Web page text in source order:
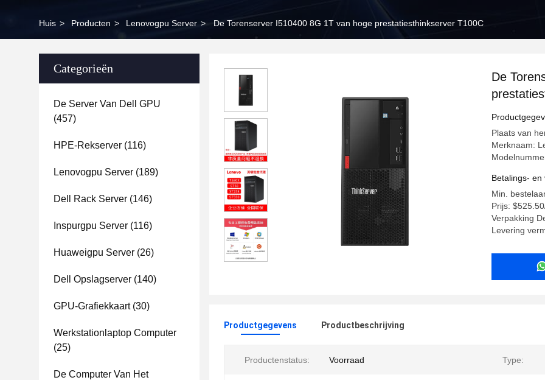
Huis > Producten > Lenovogpu Server > De Torenserver I510400 8G 1T van hoge prestatiesthinkserver T100C
Categorieën
De Server Van Dell GPU
(457)
HPE-Rekserver (116)
Lenovogpu Server (189)
Dell Rack Server (146)
Inspurgpu Server (116)
Huaweigpu Server (26)
Dell Opslagserver (140)
GPU-Grafiekkaart(30)
Werkstationlaptop Computer
(25)
De Computer Van Het
De
Plaats van
Merknaam:
Betalings-
Min.
Prijs:
Verpakking
Levering
Productgegevens Productbeschrijving
Productenstatus: Voorraad Type: